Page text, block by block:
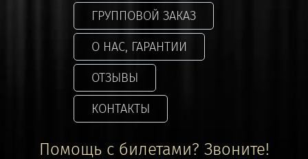
ГРУППОВОЙ ЗАКАЗ
О НАС, ГАРАНТИИ
ОТЗЫВЫ
КОНТАКТЫ
Помощь с билетами? Звоните!